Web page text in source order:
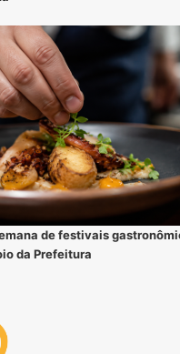
de festivais
da Prefeitura